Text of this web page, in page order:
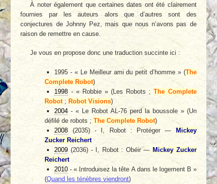
À noter également que certaines dates ont été clairement
fournies par les auteurs alors que d’autres sont des
conjectures de Johnny Pez, mais que nous n’avons pas de
raison de remettre en cause.
Je vous en propose donc une traduction succinte ici :
1995 - « Le Meilleur ami du petit d’homme » (The
Complete Robot)
1998 - « Robbie » (Les Robots ;The Complete
Robot; Robot Visions)
2004- « Le Robot AL-76 perd la boussole » (Un
défilé de robots ;The Complete Robot)
2008 (2035) - I, Robot : Protéger —
Mickey
Zucker Reichert
2009 (2036) - I, Robot : Obéir — Mickey Zucker
Reichert
2010 - « Introduisez la tête A dans le logement B »
(Quand les ténèbres viendront)